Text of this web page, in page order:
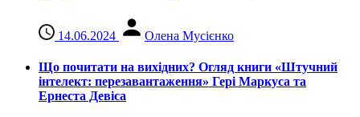
14.06.2024 Олена Мусієнко
Що почитати на вихідних? Огляд книги «Штучний
інтелект: перезавантаження» Гері Маркуса та
Ернеста Девіса